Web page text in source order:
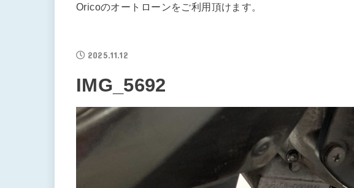
Oricoのオートローンをご利用頂けます。
2025.11.12
IMG_5692